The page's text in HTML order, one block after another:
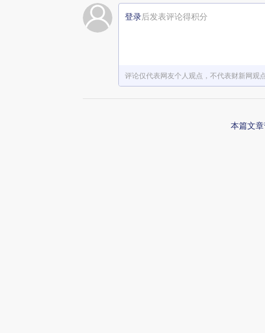
登录后发表评论得积分
评论仅代表网友个人观点，不代表财新网观
本篇文